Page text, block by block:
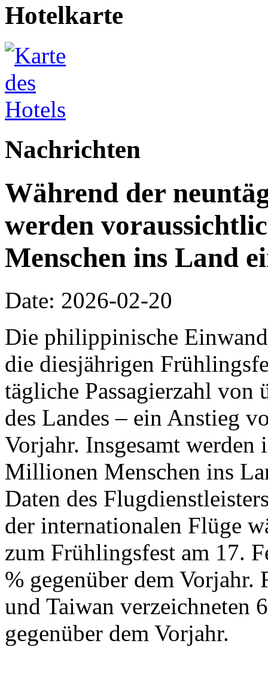
Hotelkarte
Nachrichten
Während der
werden
Menschen ins Land
Date: 2026-02-20
Die philippinische
die diesjährigen
tägliche Passagierzahl
des Landes – ein Anstieg
Vorjahr. Insgesamt werden
Millionen Menschen ins
Daten des
der internationalen Flüge
zum Frühlingsfest am 17.
% gegenüber dem
und Taiwan verzeichneten
gegenüber dem Vorjahr.